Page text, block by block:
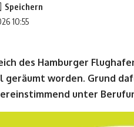
10:55
des Hamburger
geräumt worden. Grund
unter